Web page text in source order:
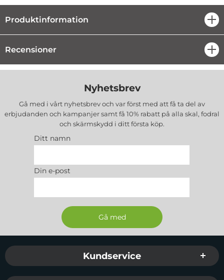
Produktinformation
Recensioner
Nyhetsbrev
Gå med i vårt nyhetsbrev och var först med att få ta del av
erbjudanden och kampanjer samt få 10% rabatt på alla skal, fodral
och skärmskydd i ditt första köp.
Ditt namn
Din e-post
Sidfot Blandad info och länkar
Kundservice